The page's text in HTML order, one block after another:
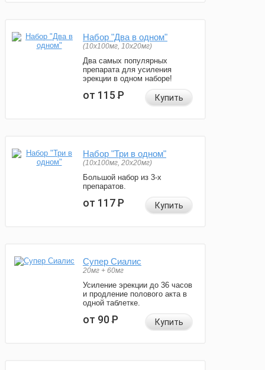
Набор "Два в одном"
(10x100мг, 10x20мг)
Два самых популярных
препарата для усиления
эрекции в одном наборе!
от 115Р Купить
Набор "Три в одном"
(10x100мг, 20x20мг)
Большой набор из 3-х
препаратов.
от 117Р Купить
Супер Сиалис
20мг + 60мг
Усиление эрекции до 36 часов
и продление полового акта в
одной таблетке.
от 90Р Купить